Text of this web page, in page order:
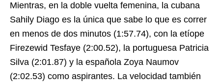
Mientras, en la doble vuelta femenina, la cubana
Sahily Diago es la única que sabe lo que es correr
en menos de dos minutos (1:57.74), con la etíope
Firezewid Tesfaye (2:00.52), la portuguesa Patricia
Silva (2:01.87) y la española Zoya Naumov
(2:02.53) como aspirantes. La velocidad también